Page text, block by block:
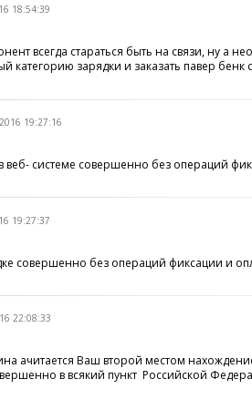
18:54:39
всегда стараться быть на связи, ну
категорию зарядки и заказать павер
19:27:16
веб- системе совершенно без операций
19:27:37
совершенно без операций фиксации и
22:08:33
ачитается Ваш второй местом
в всякий пункт Российской